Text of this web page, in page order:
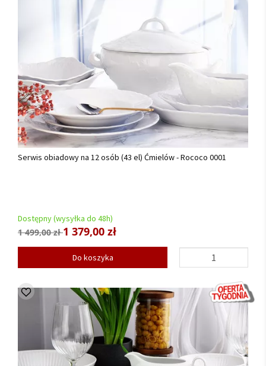
Serwis obiadowy na 12 osób (43 el) Ćmielów - Rococo 0001
Dostępny (wysyłka do 48h)
1 499,00 zł1 379,00 zł
Do koszyka